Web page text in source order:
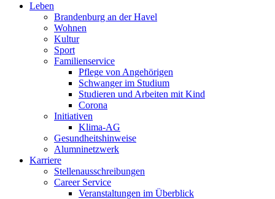
Leben
Brandenburg an der Havel
Wohnen
Kultur
Sport
Familienservice
Pflege von Angehörigen
Schwanger im Studium
Studieren und Arbeiten mit Kind
Corona
Initiativen
Klima-AG
Gesundheitshinweise
Alumninetzwerk
Karriere
Stellenausschreibungen
Career Service
Veranstaltungen im Überblick